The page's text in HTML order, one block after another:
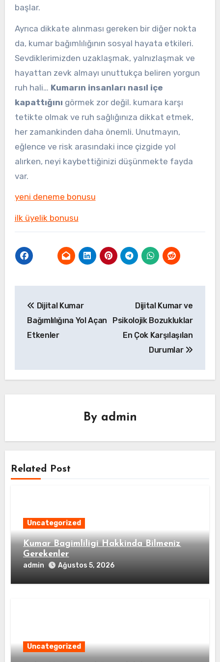
başlar.
Ayrıca dikkate alınması gereken bir diğer nokta
da, kumar bağımlılığının sosyal hayata etkileri.
Sevdiklerimizden uzaklaşmak, yalnızlaşmak ve
hayattan zevk almayı unuttukça beliren yorgun
ruh hali… Kumarın insanları nasıl içe
kapattığını görmek zor değil. kumara karşı
tetikte olmak ve ruh sağlığınıza dikkat etmek,
her zamankinden daha önemli. Unutmayın,
eğlence ve risk arasındaki ince çizgide yol
alırken, neyi kaybettiğinizi düşünmekte fayda
var.
yeni deneme bonusu
ilk üyelik bonusu
gezinmesi
Dijital Kumar
Bağımlılığına Yol Açan
Etkenler
Dijital Kumar ve
Psikolojik Bozukluklar
En Çok Karşılaşılan
Durumlar
By admin
Related Post
Uncategorized
Kumar Bagimliligi Hakkinda Bilmeniz
Gerekenler
admin Ağustos 5, 2026
Uncategorized